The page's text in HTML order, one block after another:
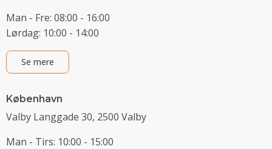
Man - Fre: 08:00 - 16:00
Lørdag: 10:00 - 14:00
Se mere
København
Valby Langgade 30, 2500 Valby
Man - Tirs: 10:00 - 15:00